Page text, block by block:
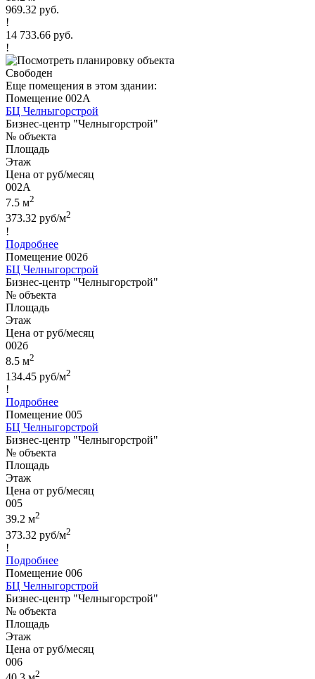
969.32 руб.
!
14 733.66 руб.
!
Свободен
Еще помещения в этом здании:
Помещение 002А
БЦ Челныгорстрой
Бизнес-центр "Челныгорстрой"
№ объекта
Площадь
Этаж
Цена от руб/месяц
002А
7.5 м2
373.32 руб/м2
!
Подробнее
Помещение 002б
БЦ Челныгорстрой
Бизнес-центр "Челныгорстрой"
№ объекта
Площадь
Этаж
Цена от руб/месяц
002б
8.5 м2
134.45 руб/м2
!
Подробнее
Помещение 005
БЦ Челныгорстрой
Бизнес-центр "Челныгорстрой"
№ объекта
Площадь
Этаж
Цена от руб/месяц
005
39.2 м2
373.32 руб/м2
!
Подробнее
Помещение 006
БЦ Челныгорстрой
Бизнес-центр "Челныгорстрой"
№ объекта
Площадь
Этаж
Цена от руб/месяц
006
2